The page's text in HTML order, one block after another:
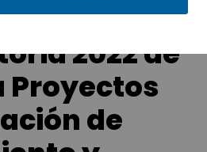
la
2022 de
Proyectos
de